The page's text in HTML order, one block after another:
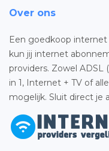
Over ons
Een goedkoop
kun jij internet
providers. Zowel ADSL
in 1, Internet + TV of
mogelijk. Sluit direct je